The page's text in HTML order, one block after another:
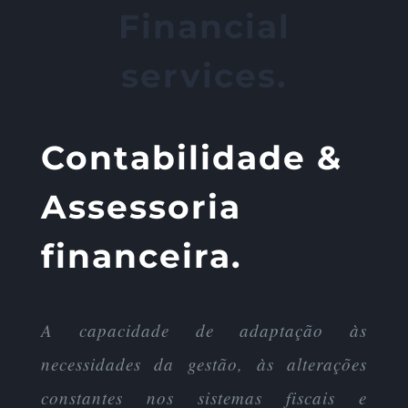
Contabilidade &
Assessoria
financeira.
A capacidade de adaptação às
necessidades da gestão, às alterações
constantes nos sistemas fiscais e